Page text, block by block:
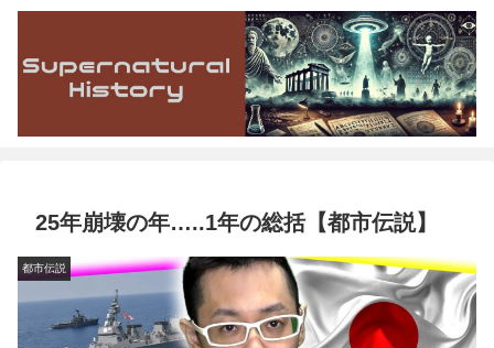
25年崩壊の年…..1年の総括【都市伝説】
都市伝説